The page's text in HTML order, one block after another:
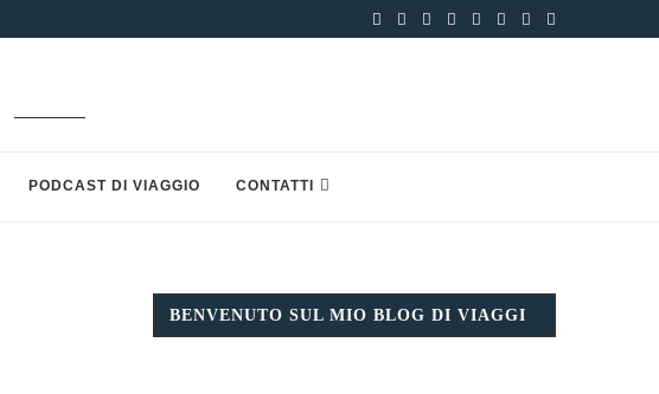
PODCAST DI VIAGGIO CONTATTI
BENVENUTO SUL MIO BLOG DI VIAGGI